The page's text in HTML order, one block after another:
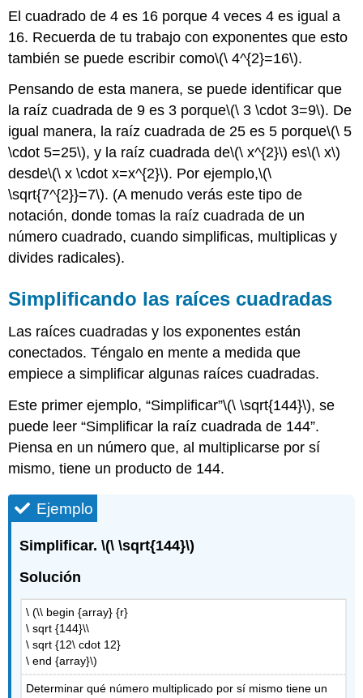
El cuadrado de 4 es 16 porque 4 veces 4 es igual a
16. Recuerda de tu trabajo con exponentes que esto
también se puede escribir como\(\ 4^{2}=16\).
Pensando de esta manera, se puede identificar que
la raíz cuadrada de 9 es 3 porque\(\ 3 \cdot 3=9\). De
igual manera, la raíz cuadrada de 25 es 5 porque\(\ 5
\cdot 5=25\), y la raíz cuadrada de\(\ x^{2}\) es\(\ x\)
desde\(\ x \cdot x=x^{2}\). Por ejemplo,\(\
\sqrt{7^{2}}=7\). (A menudo verás este tipo de
notación, donde tomas la raíz cuadrada de un
número cuadrado, cuando simplificas, multiplicas y
divides radicales).
Simplificando las raíces cuadradas
Las raíces cuadradas y los exponentes están
conectados. Téngalo en mente a medida que
empiece a simplificar algunas raíces cuadradas.
Este primer ejemplo, “Simplificar”\(\ \sqrt{144}\), se
puede leer “Simplificar la raíz cuadrada de 144”.
Piensa en un número que, al multiplicarse por sí
mismo, tiene un producto de 144.
Ejemplo
Simplificar.\(\ \sqrt{144}\)
Solución
\ (\\ begin {array} {r}
\ sqrt {144}\\
\ sqrt {12\ cdot 12}
\ end {array}\)
Determinar qué número multiplicado por sí mismo tiene un